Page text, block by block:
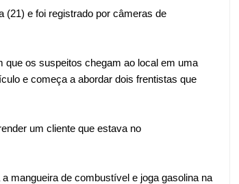
(21) e foi registrado por câmeras de
os suspeitos chegam ao local em uma
e começa a abordar dois frentistas que
um cliente que estava no
mangueira de combustível e joga gasolina na